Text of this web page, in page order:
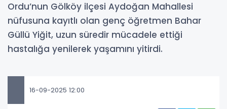
Ordu’nun Gölköy ilçesi Aydoğan Mahallesi
nüfusuna kayıtlı olan genç öğretmen Bahar
Güllü Yiğit, uzun süredir mücadele ettiği
hastalığa yenilerek yaşamını yitirdi.
16-09-2025 12:00